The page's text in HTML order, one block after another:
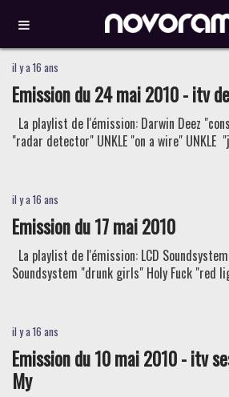
il y a 16 ans
Emission du 24 mai 2010 - itv
La playlist de l'émission: Darwin Deez
"radar detector" UNKLE "on a wire" UNKLE
il y a 16 ans
Emission du 17 mai 2010
La playlist de l'émission: LCD
Soundsystem "drunk girls" Holy Fuck "red
il y a 16 ans
Emission du 10 mai 2010 - itv
My